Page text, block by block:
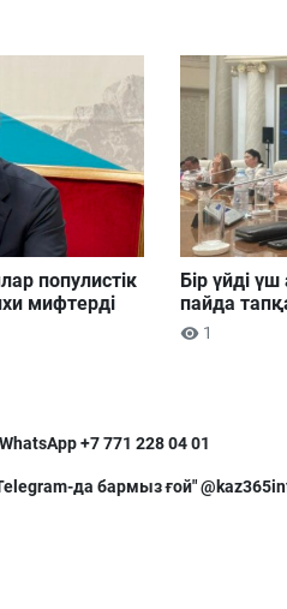
популистік
мифтерді
Бір үйді
пайда
1
WhatsApp +7 771 228 04 01
да бармыз ғой"